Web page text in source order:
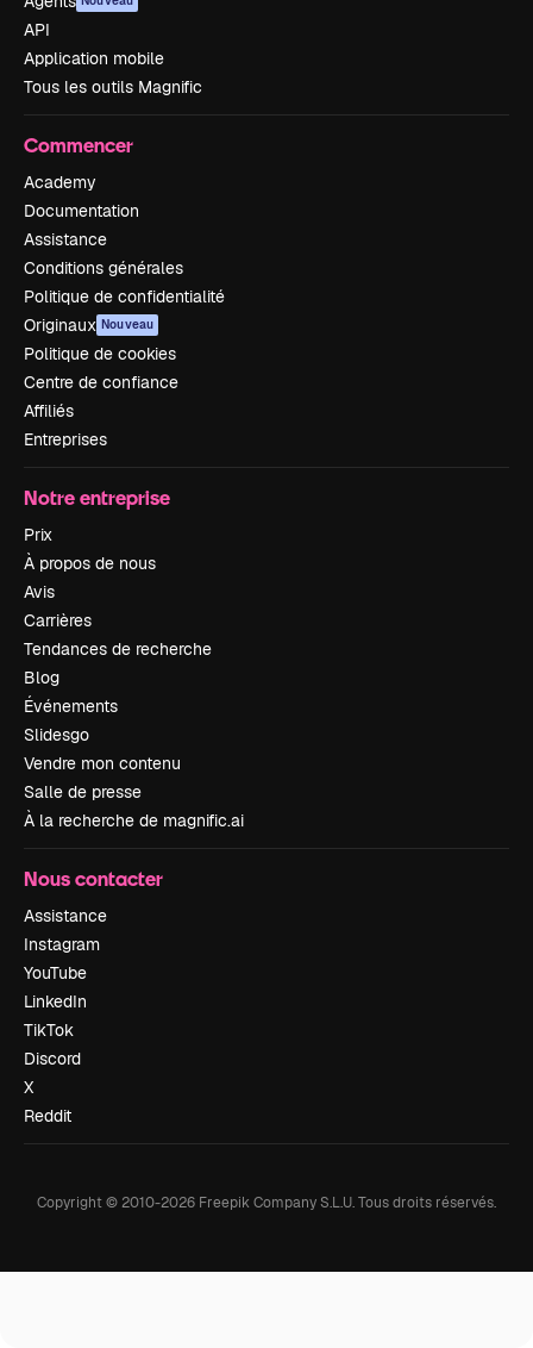
API
Application mobile
Tous les outils Magnific
Commencer
Academy
Documentation
Assistance
Conditions générales
Politique de confidentialité
Originaux Nouveau
Politique de cookies
Centre de confiance
Affiliés
Entreprises
Notre entreprise
Prix
À propos de nous
Avis
Carrières
Tendances de recherche
Blog
Événements
Slidesgo
Vendre mon contenu
Salle de presse
À la recherche de magnific.ai
Nous contacter
Assistance
Instagram
YouTube
LinkedIn
TikTok
Discord
X
Reddit
Copyright © 2010-2026 Freepik Company S.L.U.Tous droits réservés.